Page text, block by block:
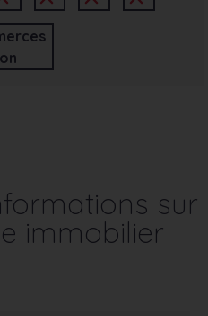
sur
immobilier